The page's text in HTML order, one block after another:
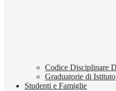
Codice Disciplinare
Graduatorie di Istituto
Studenti e Famiglie